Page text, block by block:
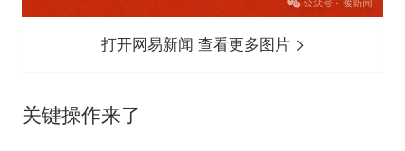
打开网易新闻 查看更多图片
关键操作来了